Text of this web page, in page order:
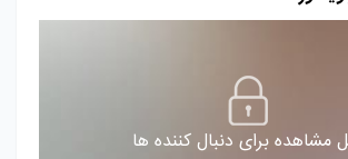
مشاهده برای دنبال کننده ها